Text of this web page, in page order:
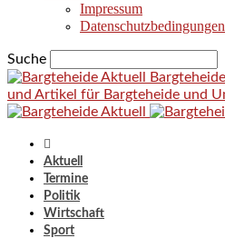
Impressum
Datenschutzbedingungen
Suche
und Artikel für Bargteheide und
Aktuell
Termine
Politik
Wirtschaft
Sport